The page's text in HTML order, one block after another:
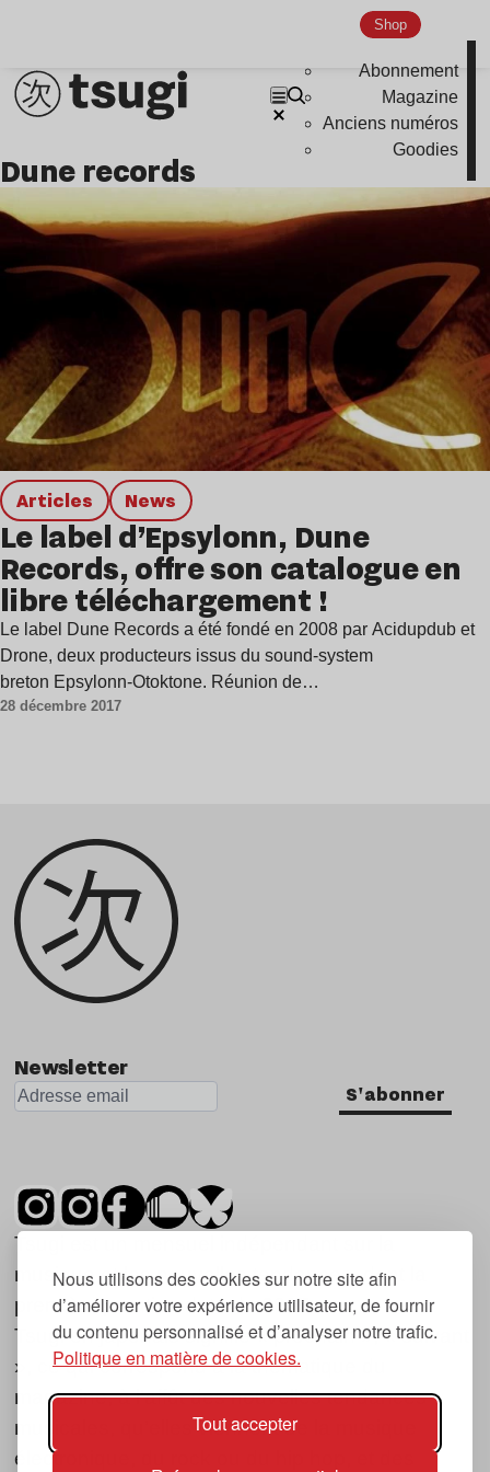
Nous utilisons des cookies sur notre site afin
d’améliorer votre expérience utilisateur, de fournir
du contenu personnalisé et d’analyser notre trafic.
Politique en matière de cookies.
Tout accepter
Shop
Abonnement
Magazine
Anciens numéros
Goodies
dune records
Articles news
Le label d’Epsylonn, Dune
Records, offre son catalogue en
libre téléchargement !
Le label Dune Records a été fondé en 2008 par Acidupdub et
Drone, deux producteurs issus du sound-system
breton Epsylonn-Otoktone. Réunion de…
28 décembre 2017
Newsletter
S'abonner
Tsugi est un mensuel indépendant sur la
musique et les nouvelles tendances, dont la
première parution date de 2007.
Tsugi en japonais signifie « prochain », « suivant
», ce qui correspond à la thématique du
magazine, à l’affût des nouvelles tendances
musicales, qu’elles viennent de la musique
électronique, du rock ou du hip hop, et des